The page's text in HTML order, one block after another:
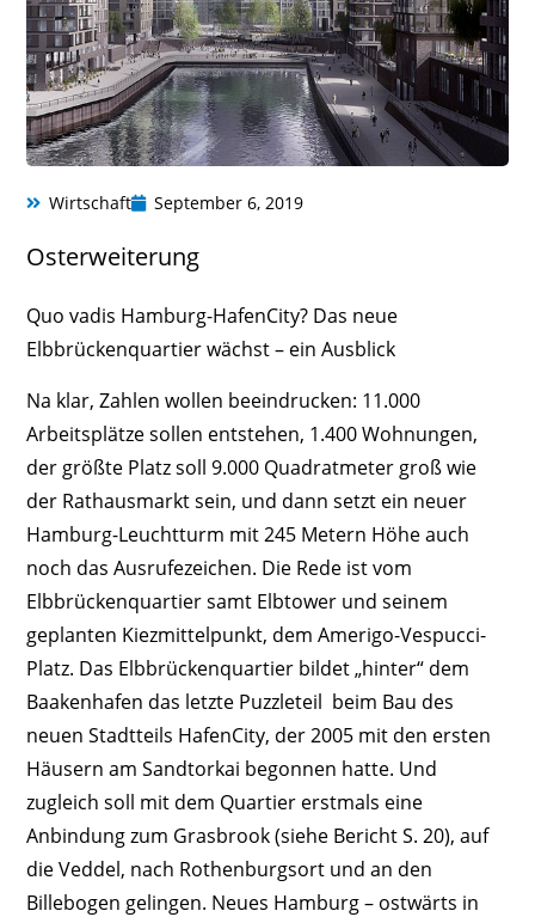
Wirtschaft September 6, 2019
Osterweiterung
Quo vadis Hamburg-HafenCity? Das neue
Elbbrückenquartier wächst – ein Ausblick
Na klar, Zahlen wollen beeindrucken: 11.000
Arbeitsplätze sollen entstehen, 1.400 Wohnungen,
der größte Platz soll 9.000 Quadratmeter groß wie
der Rathausmarkt sein, und dann setzt ein neuer
Hamburg-Leuchtturm mit 245 Metern Höhe auch
noch das Ausrufezeichen. Die Rede ist vom
Elbbrückenquartier samt Elbtower und seinem
geplanten Kiezmittelpunkt, dem Amerigo-Vespucci-
Platz. Das Elbbrückenquartier bildet „hinter“ dem
Baakenhafen das letzte Puzzleteil beim Bau des
neuen Stadtteils HafenCity, der 2005 mit den ersten
Häusern am Sandtorkai begonnen hatte. Und
zugleich soll mit dem Quartier erstmals eine
Anbindung zum Grasbrook (siehe Bericht S. 20), auf
die Veddel, nach Rothenburgsort und an den
Billebogen gelingen. Neues Hamburg – ostwärts in